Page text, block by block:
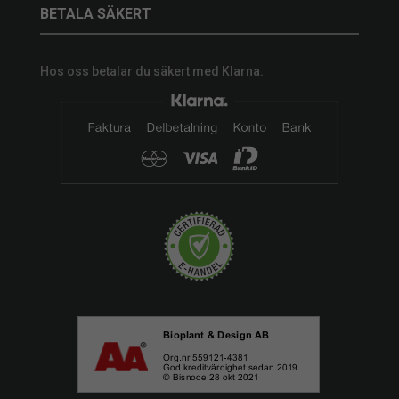
BETALA SÄKERT
Hos oss betalar du säkert med Klarna.